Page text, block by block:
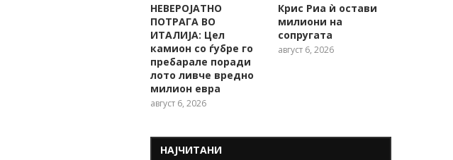
НЕВЕРОЈАТНО
ПОТРАГА ВО
ИТАЛИЈА: Цел
камион со ѓубре го
пребарале поради
лото ливче вредно
милион евра
август 6, 2026
Крис Риа ѝ остави
милиони на
сопругата
август 6, 2026
НАЈЧИТАНИ